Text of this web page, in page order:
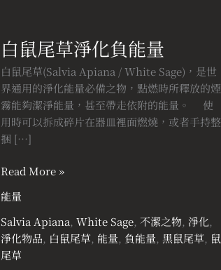
白鼠尾草淨化負能量
白鼠尾草(Salvia Apiana / White Sage)，是世
界通用的淨化能量必備之物，點燃時所釋放的煙
霧能夠潔淨能量，甚至帶走依附的能量。 ⠀ 使
用時可以拆成碎片在器皿裡面燃燒，或者手持整
捆 […]
尾
草
淨
化
負
能
Read More »
能量
Salvia Apiana,White Sage,不潔之物, 淨化,
淨化物品, 白鼠尾草, 能量, 負能量,黑鼠尾草, 鼠
尾草